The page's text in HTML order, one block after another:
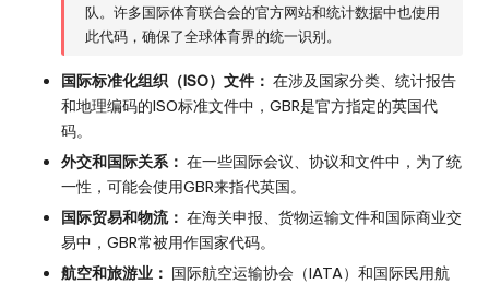
队。许多国际体育联合会的官方网站和统计数据中也使用
此代码，确保了全球体育界的统一识别。
国际标准化组织（ISO）文件： 在涉及国家分类、统计报告
和地理编码的ISO标准文件中，GBR是官方指定的英国代
码。
外交和国际关系： 在一些国际会议、协议和文件中，为了统
一性，可能会使用GBR来指代英国。
国际贸易和物流： 在海关申报、货物运输文件和国际商业交
易中，GBR常被用作国家代码。
航空和旅游业： 国际航空运输协会（IATA）和国际民用航